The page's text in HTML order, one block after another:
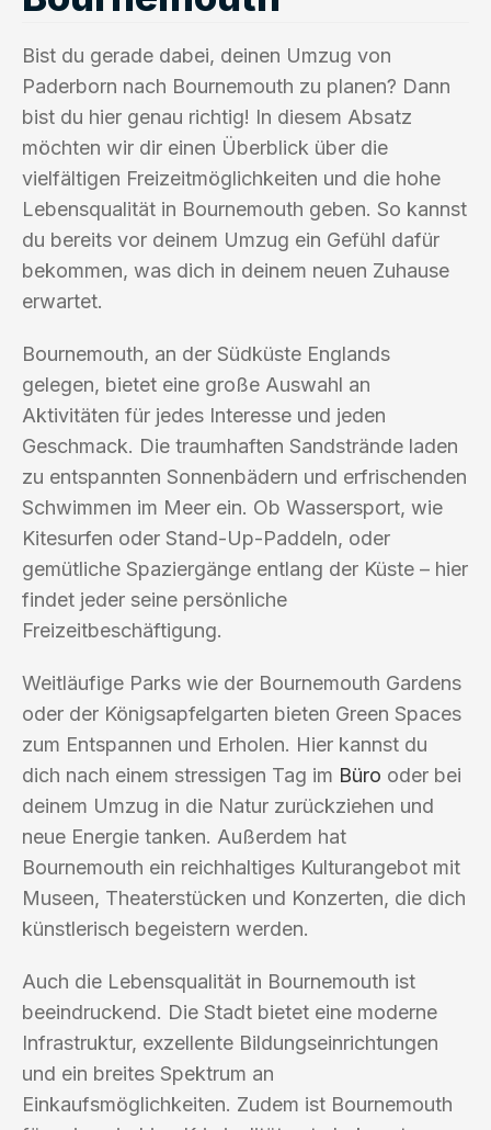
Bist du gerade dabei, deinen Umzug von
Paderborn nach Bournemouth zu planen? Dann
bist du hier genau richtig! In diesem Absatz
möchten wir dir einen Überblick über die
vielfältigen Freizeitmöglichkeiten und die hohe
Lebensqualität in Bournemouth geben. So kannst
du bereits vor deinem Umzug ein Gefühl dafür
bekommen, was dich in deinem neuen Zuhause
erwartet.
Bournemouth, an der Südküste Englands
gelegen, bietet eine große Auswahl an
Aktivitäten für jedes Interesse und jeden
Geschmack. Die traumhaften Sandstrände laden
zu entspannten Sonnenbädern und erfrischenden
Schwimmen im Meer ein. Ob Wassersport, wie
Kitesurfen oder Stand-Up-Paddeln, oder
gemütliche Spaziergänge entlang der Küste – hier
findet jeder seine persönliche
Freizeitbeschäftigung.
Weitläufige Parks wie der Bournemouth Gardens
oder der Königsapfelgarten bieten Green Spaces
zum Entspannen und Erholen. Hier kannst du
dich nach einem stressigen Tag im Büro oder bei
deinem Umzug in die Natur zurückziehen und
neue Energie tanken. Außerdem hat
Bournemouth ein reichhaltiges Kulturangebot mit
Museen, Theaterstücken und Konzerten, die dich
künstlerisch begeistern werden.
Auch die Lebensqualität in Bournemouth ist
beeindruckend. Die Stadt bietet eine moderne
Infrastruktur, exzellente Bildungseinrichtungen
und ein breites Spektrum an
Einkaufsmöglichkeiten. Zudem ist Bournemouth